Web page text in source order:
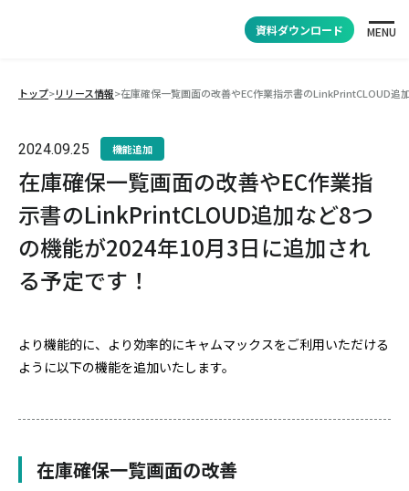
資料ダウンロード MENU
トップ>リリース情報>在庫確保一覧画面の改善やEC作業指示書のLinkPrintCLOUD追
2024.09.25 機能追加
在庫確保一覧画面の改善やEC作業指
示書のLinkPrintCLOUD追加など8つ
の機能が2024年10月3日に追加され
る予定です！
より機能的に、より効率的にキャムマックスをご利用いただける
ように以下の機能を追加いたします。
在庫確保一覧画面の改善